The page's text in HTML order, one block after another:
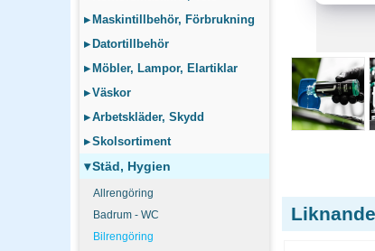
▸ Maskintillbehör, Förbrukning
▸ Datortillbehör
▸ Möbler, Lampor, Elartiklar
▸Väskor
▸Arbetskläder, Skydd
▸Skolsortiment
▾Städ, Hygien
Allrengöring
Badrum - WC
Bilrengöring